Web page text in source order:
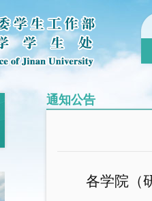
通知公告
各学院（